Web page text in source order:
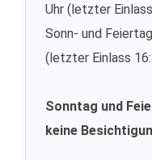
Uhr (letzter
Sonn- und
(letzter Einlass
Sonntag und
keine